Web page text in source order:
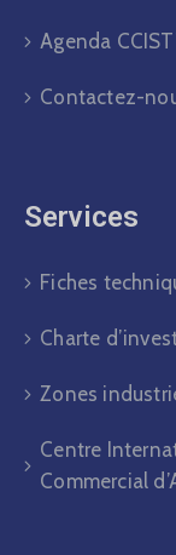
Agenda
Contactez-
Services
Fiches
Charte
Zones
Centre
Commercial